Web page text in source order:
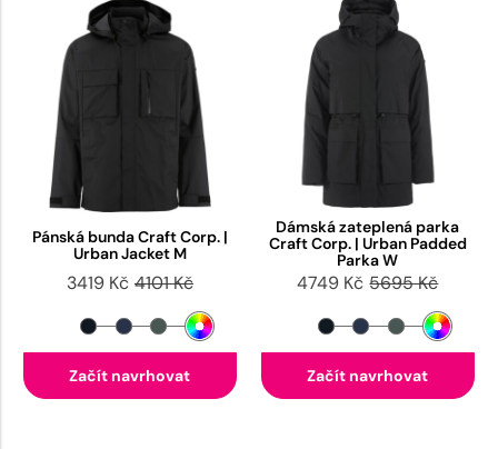
Pánská bunda Craft Corp. |
Urban Jacket M
3419 Kč 4101 Kč
Začít navrhovat
Dámská zateplená parka
Craft Corp. | Urban Padded
Parka W
4749 Kč 5695 Kč
Začít navrhovat